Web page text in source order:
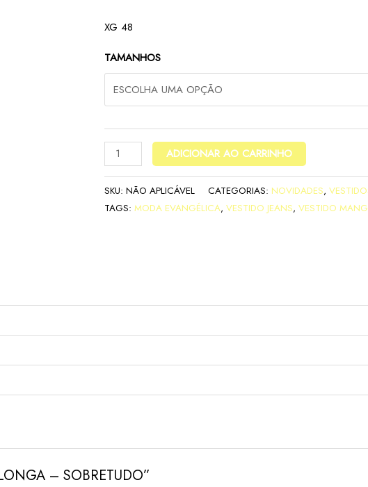
XG 48
TAMANHOS
ADICIONAR AO CARRINHO
SKU: NÃO APLICÁVEL CATEGORIAS: NOVIDADES,
TAGS: MODA EVANGÉLICA, VESTIDO JEANS, VESTIDO
– SOBRETUDO”